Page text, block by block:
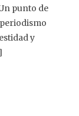
punto de
y